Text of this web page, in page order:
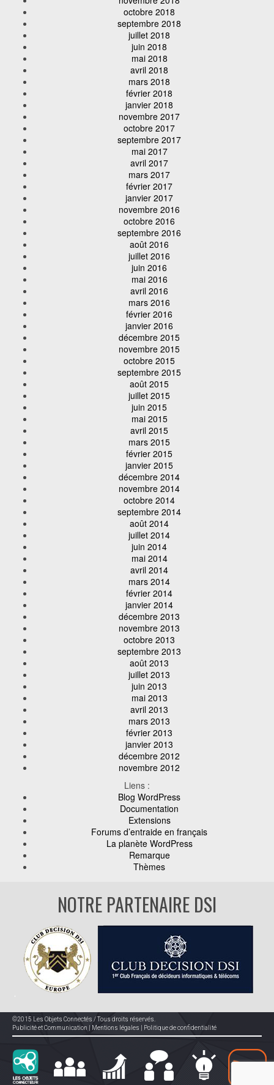
octobre 2018
septembre 2018
juillet 2018
juin 2018
mai 2018
avril 2018
mars 2018
février 2018
janvier 2018
novembre 2017
octobre 2017
septembre 2017
mai 2017
avril 2017
mars 2017
février 2017
janvier 2017
novembre 2016
octobre 2016
septembre 2016
août 2016
juillet 2016
juin 2016
mai 2016
avril 2016
mars 2016
février 2016
janvier 2016
décembre 2015
novembre 2015
octobre 2015
septembre 2015
août 2015
juillet 2015
juin 2015
mai 2015
avril 2015
mars 2015
février 2015
janvier 2015
décembre 2014
novembre 2014
octobre 2014
septembre 2014
août 2014
juillet 2014
juin 2014
mai 2014
avril 2014
mars 2014
février 2014
janvier 2014
décembre 2013
novembre 2013
octobre 2013
septembre 2013
août 2013
juillet 2013
juin 2013
mai 2013
avril 2013
mars 2013
février 2013
janvier 2013
décembre 2012
novembre 2012
Liens :
Blog WordPress
Documentation
Extensions
Forums d’entraide en français
La planète WordPress
Remarque
Thèmes
NOTRE PARTENAIRE DSI
©2015 Les Objets Connectés / Tous droits réservés.
Publicité et Communication
Mentions légales Politique de confidentialité